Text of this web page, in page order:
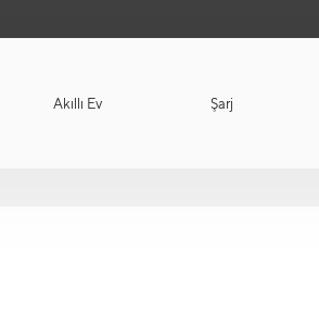
Akıllı Ev Şarj